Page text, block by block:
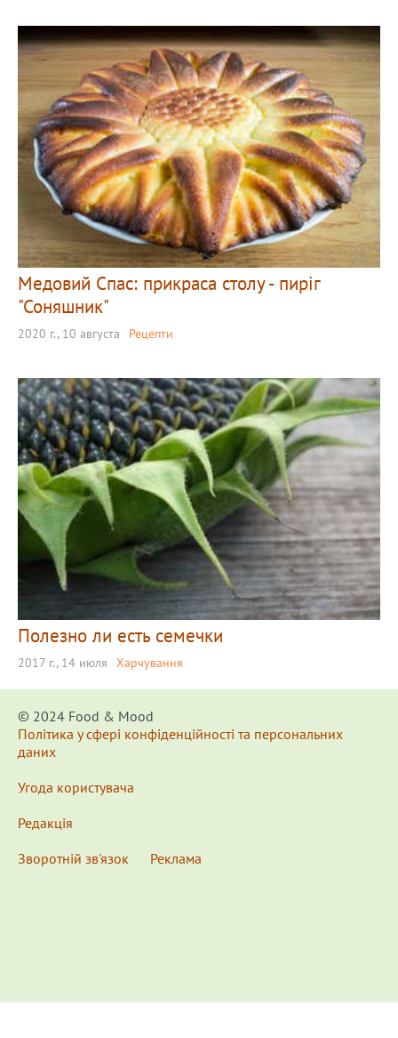
Медовий Спас: прикраса столу - пиріг
"Соняшник"
2020 г., 10 августа Рецепти
Полезно ли есть семечки
2017 г., 14 июля Харчування
© 2024 Food & Мood
Політика у сфері конфіденційності та персональних
даних
Угода користувача
Редакція
Зворотній зв'язок
Реклама